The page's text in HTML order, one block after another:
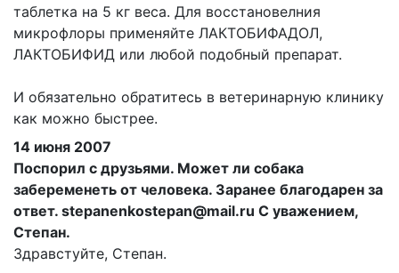
таблетка на 5 кг веса. Для восстановелния
микрофлоры применяйте ЛАКТОБИФАДОЛ,
ЛАКТОБИФИД или любой подобный препарат.
И обязательно обратитесь в ветеринарную клинику
как можно быстрее.
14 июня 2007
Поспорил с друзьями. Может ли собака
забеременеть от человека. Заранее благодарен за
ответ. stepanenkostepan@mail.ru С уважением,
Степан.
Здравстуйте, Степан.